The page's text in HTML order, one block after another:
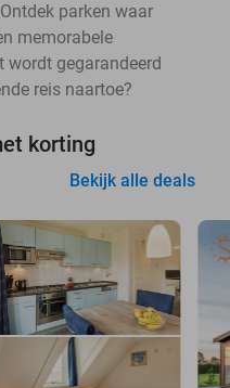
parken waar
memorabele
wordt gegarandeerd
reis naartoe?
korting
Bekijk alle deals